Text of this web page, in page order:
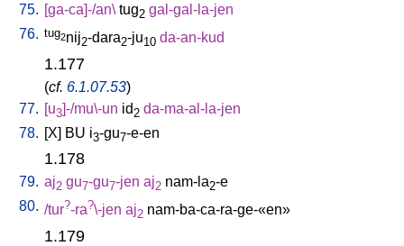
75. [ga-ca]-/an\ tug2 gal-gal-la-jen
76. tug2nij2-dara2-ju10 da-an-kud
1.177
(cf. 6.1.07.53)
77. [u3]-/mu\-un id 2 da-ma-al-la-jen
78. [X] BU i3-gu7-e-en
1.178
79. aj2 gu7-gu7-jen aj2 nam-la2-e
80. /tur?-ra?\-jen aj2 nam-ba-ca-ra-ge-«en»
1.179